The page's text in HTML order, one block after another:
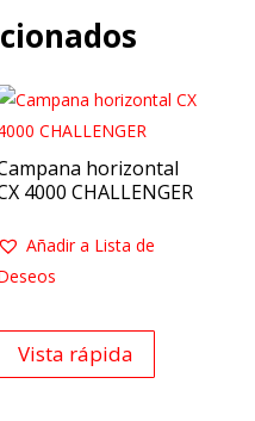
horizontal
4000 CHALLENGER
Añadir a Lista de
Vista rápida